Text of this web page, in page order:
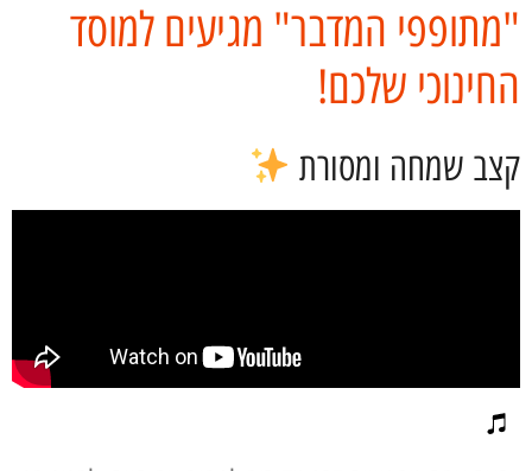
"מתופפי המדבר" מגיעים למוסד
החינוכי שלכם!
קצב שמחה ומסורת